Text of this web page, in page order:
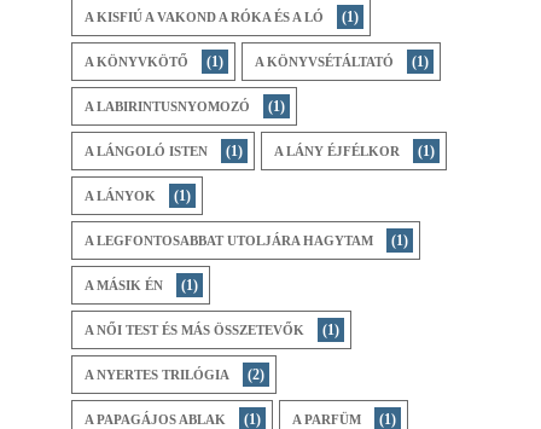
A KISFIÚ A VAKOND A RÓKA ÉS A LÓ (1)
A KÖNYVKÖTŐ (1) A KÖNYVSÉTÁLTATÓ (1)
A LABIRINTUSNYOMOZÓ (1)
A LÁNGOLÓ ISTEN (1) A LÁNY ÉJFÉLKOR (1)
A LÁNYOK (1)
A LEGFONTOSABBAT UTOLJÁRA HAGYTAM (1)
A MÁSIK ÉN (1)
A NŐI TEST ÉS MÁS ÖSSZETEVŐK (1)
A NYERTES TRILÓGIA (2)
A ​PAPAGÁJOS ABLAK (1) A PARFÜM (1)